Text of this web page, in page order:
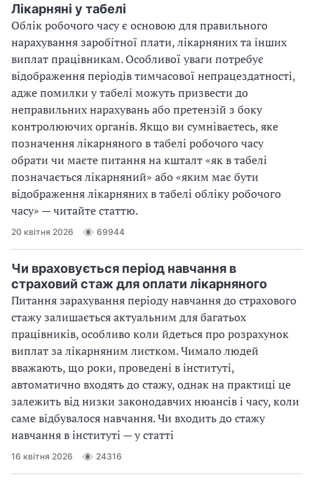
Лікарняні у табелі
Облік робочого часу є основою для правильного
нарахування заробітної плати, лікарняних та інших
виплат працівникам. Особливої уваги потребує
відображення періодів тимчасової непрацездатності,
адже помилки у табелі можуть призвести до
неправильних нарахувань або претензій з боку
контролюючих органів. Якщо ви сумніваєтесь, яке
позначення лікарняного в табелі робочого часу
обрати чи маєте питання на кшталт «як в табелі
позначається лікарняний» або «яким має бути
відображення лікарняних в табелі обліку робочого
часу» — читайте статтю.
20 квітня 2026 69944
Чи враховується період навчання в
страховий стаж для оплати лікарняного
Питання зарахування періоду навчання до страхового
стажу залишається актуальним для багатьох
працівників, особливо коли йдеться про розрахунок
виплат за лікарняним листком. Чимало людей
вважають, що роки, проведені в інституті,
автоматично входять до стажу, однак на практиці це
залежить від низки законодавчих нюансів і часу, коли
саме відбувалося навчання. Чи входить до стажу
навчання в інституті — у статті
16 квітня 2026 24316